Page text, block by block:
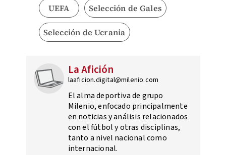
UEFA Selección de Gales
Selección de Ucrania
La Afición
laaficion.digital@milenio.com
El alma deportiva de grupo
Milenio, enfocado principalmente
en noticias y análisis relacionados
con el fútbol y otras disciplinas,
tanto a nivel nacional como
internacional.